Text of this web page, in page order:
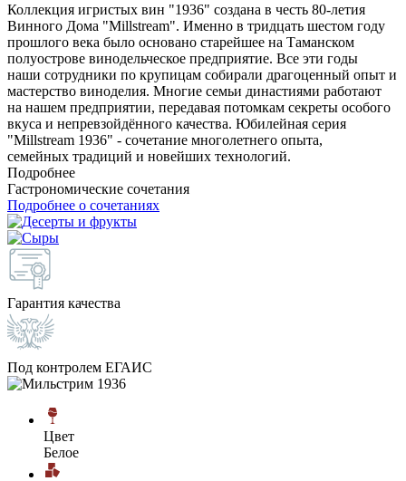
Коллекция игристых вин "1936" создана в честь 80-летия
Винного Дома "Millstream". Именно в тридцать шестом году
прошлого века было основано старейшее на Таманском
полуострове винодельческое предприятие. Все эти годы
наши сотрудники по крупицам собирали драгоценный опыт и
мастерство виноделия. Многие семьи династиями работают
на нашем предприятии, передавая потомкам секреты особого
вкуса и непревзойдённого качества. Юбилейная серия
"Millstream 1936" - сочетание многолетнего опыта,
семейных традиций и новейших технологий.
Подробнее
Гастрономические сочетания
Подробнее о сочетаниях
Гарантия качества
Под контролем ЕГАИС
Цвет
Белое